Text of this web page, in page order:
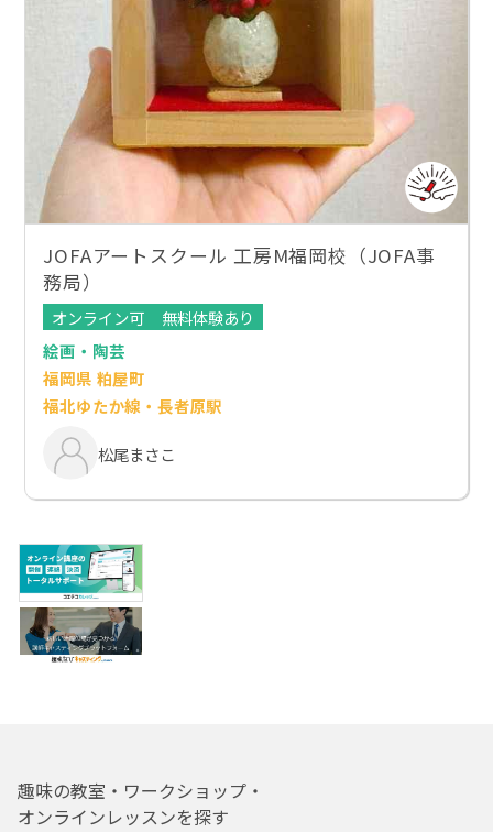
JOFAアートスクール 工房M福岡校（JOFA事
務局）
オンライン可
無料体験あり
絵画・陶芸
福岡県 粕屋町
福北ゆたか線・長者原駅
松尾まさこ
趣味の教室・ワークショップ・
オンラインレッスンを探す